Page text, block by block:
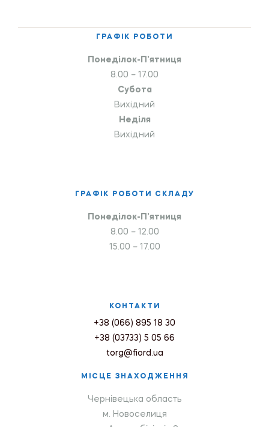
ГРАФІК РОБОТИ
Понеділок-П’ятниця
8.00 – 17.00
Субота
Вихідний
Неділя
Вихідний
ГРАФІК РОБОТИ СКЛАДУ
Понеділок-П’ятниця
8.00 – 12.00
15.00 – 17.00
КОНТАКТИ
+38 (066) 895 18 30
+38 (03733) 5 05 66
torg@fiord.ua
МІСЦЕ ЗНАХОДЖЕННЯ
Чернівецька область
м. Новоселиця